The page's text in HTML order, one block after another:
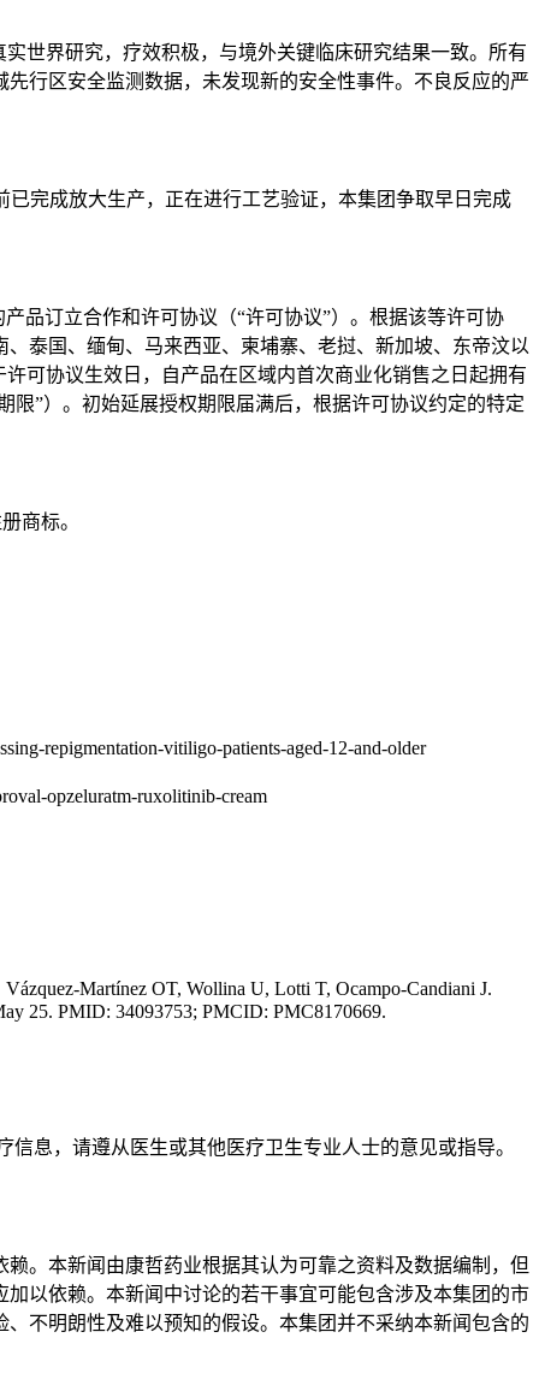
世界研究，疗效积极，与境外关键临床研究结果一致。所有
行区安全监测数据，未发现新的安全性事件。不良反应的严
完成放大生产，正在进行工艺验证，本集团争取早日完成
品订立合作和许可协议（“许可协议”）。根据该等许可协
泰国、缅甸、马来西亚、柬埔寨、老挝、新加坡、东帝汶以
可协议生效日，自产品在区域内首次商业化销售之日起拥有
”）。初始延展授权期限届满后，根据许可协议约定的特定
商标。
repigmentation-vitiligo-patients-aged-12-and-older
opzeluratm-ruxolitinib-cream
Martínez OT, Wollina U, Lotti T, Ocampo-Candiani J.
25. PMID: 34093753; PMCID: PMC8170669.
息，请遵从医生或其他医疗卫生专业人士的意见或指导。
。本新闻由康哲药业根据其认为可靠之资料及数据编制，但
以依赖。本新闻中讨论的若干事宜可能包含涉及本集团的市
不明朗性及难以预知的假设。本集团并不采纳本新闻包含的